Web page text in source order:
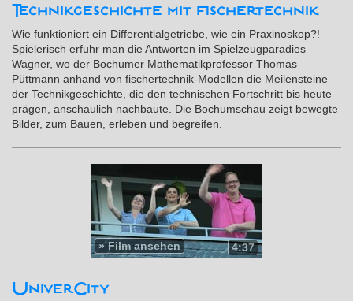
Technikgeschichte mit fischertechnik
Wie funktioniert ein Differentialgetriebe, wie ein Praxinoskop?!
Spielerisch erfuhr man die Antworten im Spielzeugparadies
Wagner, wo der Bochumer Mathematikprofessor Thomas
Püttmann anhand von fischertechnik-Modellen die Meilensteine
der Technikgeschichte, die den technischen Fortschritt bis heute
prägen, anschaulich nachbaute. Die Bochumschau zeigt bewegte
Bilder, zum Bauen, erleben und begreifen.
4:37
»Film ansehen
UniverCity